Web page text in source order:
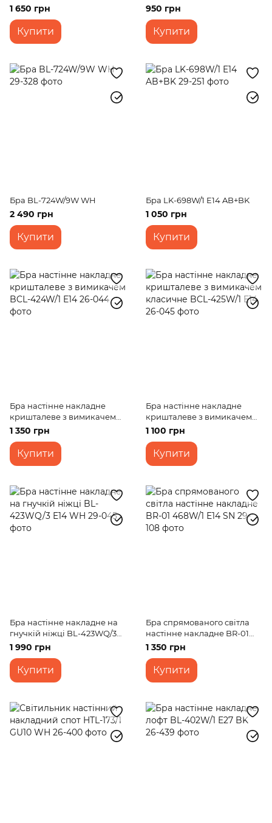
BKL-239W/1
1 650 грн
Купити
BK/JGT
950 грн
Купити
Бра BL-724W/9W WH
2 490 грн
Купити
Бра LK-698W/1 E14 AB+BK
1 050 грн
Купити
Бра настінне накладне
кришталеве з вимикачем
BCL-424W/1 E14
1 350 грн
Купити
Бра настінне накладне
кришталеве з вимикачем
класичне BCL-425W/1 E14
1 100 грн
Купити
Бра настінне накладне на
гнучкій ніжці BL-423WQ/3
E14 WH
1 990 грн
Купити
Бра спрямованого світла
настінне накладне BR-01
468W/1 E14 SN
1 350 грн
Купити